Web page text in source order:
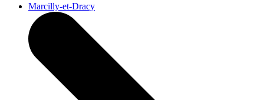
Marcilly-et-Dracy